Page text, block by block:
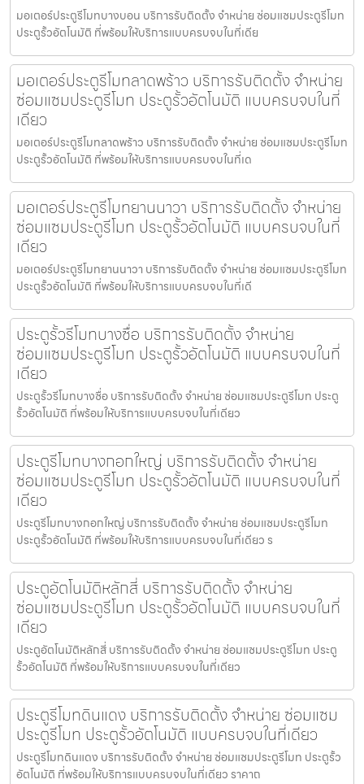
มอเตอร์ประตูรีโมทบางบอน บริการรับติดตั้ง จำหน่าย ซ่อมแซมประตูรีโมท
ประตูรั้วอัตโนมัติ ที่พร้อมให้บริการแบบครบจบในที่เดีย
มอเตอร์ประตูรีโมทลาดพร้าว บริการรับติดตั้ง จำหน่าย
ซ่อมแซมประตูรีโมท ประตูรั้วอัตโนมัติ แบบครบจบในที่
เดียว
มอเตอร์ประตูรีโมทลาดพร้าว บริการรับติดตั้ง จำหน่าย ซ่อมแซมประตูรีโมท
ประตูรั้วอัตโนมัติ ที่พร้อมให้บริการแบบครบจบในที่เด
มอเตอร์ประตูรีโมทยานนาวา บริการรับติดตั้ง จำหน่าย
ซ่อมแซมประตูรีโมท ประตูรั้วอัตโนมัติ แบบครบจบในที่
เดียว
มอเตอร์ประตูรีโมทยานนาวา บริการรับติดตั้ง จำหน่าย ซ่อมแซมประตูรีโมท
ประตูรั้วอัตโนมัติ ที่พร้อมให้บริการแบบครบจบในที่เดี
ประตูรั้วรีโมทบางซื่อ บริการรับติดตั้ง จำหน่าย
ซ่อมแซมประตูรีโมท ประตูรั้วอัตโนมัติ แบบครบจบในที่
เดียว
ประตูรั้วรีโมทบางซื่อ บริการรับติดตั้ง จำหน่าย ซ่อมแซมประตูรีโมท ประตู
รั้วอัตโนมัติ ที่พร้อมให้บริการแบบครบจบในที่เดียว
ประตูรีโมทบางกอกใหญ่ บริการรับติดตั้ง จำหน่าย
ซ่อมแซมประตูรีโมท ประตูรั้วอัตโนมัติ แบบครบจบในที่
เดียว
ประตูรีโมทบางกอกใหญ่ บริการรับติดตั้ง จำหน่าย ซ่อมแซมประตูรีโมท
ประตูรั้วอัตโนมัติ ที่พร้อมให้บริการแบบครบจบในที่เดียว ร
ประตูอัตโนมัติหลักสี่ บริการรับติดตั้ง จำหน่าย
ซ่อมแซมประตูรีโมท ประตูรั้วอัตโนมัติ แบบครบจบในที่
เดียว
ประตูอัตโนมัติหลักสี่ บริการรับติดตั้ง จำหน่าย ซ่อมแซมประตูรีโมท ประตู
รั้วอัตโนมัติ ที่พร้อมให้บริการแบบครบจบในที่เดียว
ประตูรีโมทดินแดง บริการรับติดตั้ง จำหน่าย ซ่อมแซม
ประตูรีโมท ประตูรั้วอัตโนมัติ แบบครบจบในที่เดียว
ประตูรีโมทดินแดง บริการรับติดตั้ง จำหน่าย ซ่อมแซมประตูรีโมท ประตูรั้ว
อัตโนมัติ ที่พร้อมให้บริการแบบครบจบในที่เดียว ราคาถ